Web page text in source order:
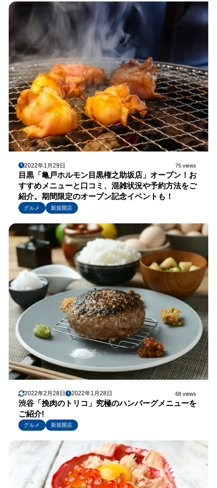
2022年1月29日 75 views
目黒「亀戸ホルモン目黒権之助坂店」オープン！お
すすめメニューと口コミ、混雑状況や予約方法をご
紹介。期間限定のオープン記念イベントも！
グルメ 新規開店
2022年2月28日 2022年1月28日 68 views
渋谷「挽肉のトリコ」究極のハンバーグメニューを
ご紹介!
グルメ 新規開店